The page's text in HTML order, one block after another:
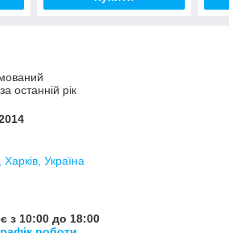
останній рік
Україна
з 10:00 до 18:00